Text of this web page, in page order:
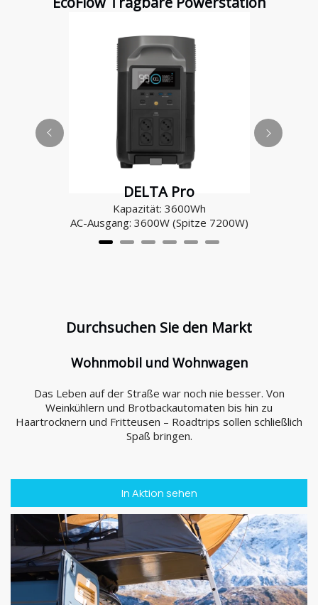
DELTA Pro
Kapazität: 3600Wh
AC-Ausgang: 3600W (Spitze 7200W)
Durchsuchen Sie den Markt
Wohnmobil und Wohnwagen
Das Leben auf der Straße war noch nie besser. Von
Weinkühlern und Brotbackautomaten bis hin zu
Haartrocknern und Fritteusen – Roadtrips sollen schließlich
Spaß bringen.
In Aktion sehen